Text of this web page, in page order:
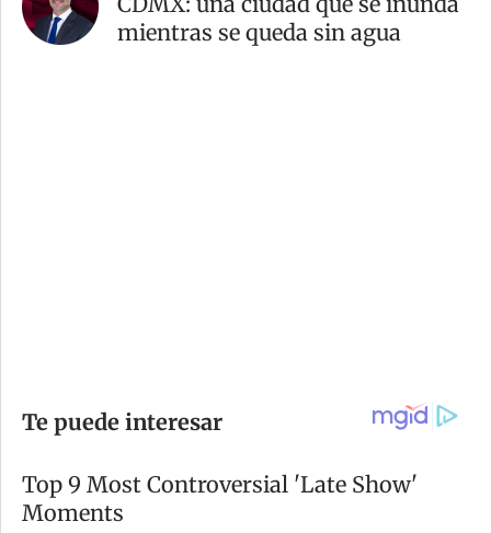
mientras se queda sin agua